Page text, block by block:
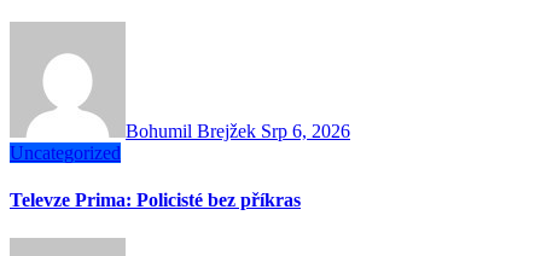
Bohumil Brejžek Srp 6, 2026
Uncategorized
Televze Prima: Policisté bez příkras